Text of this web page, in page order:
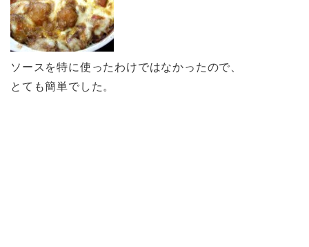
ソースを特に使ったわけではなかったので、
とても簡単でした。